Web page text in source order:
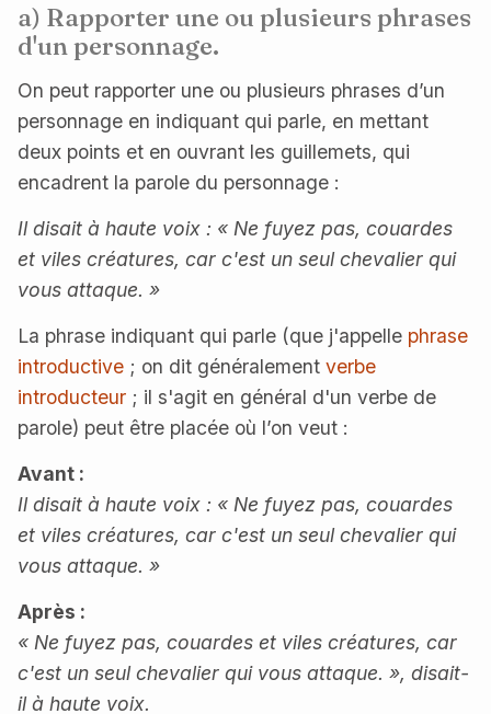
a) Rapporter une ou plusieurs phrases
d'un personnage.
On peut rapporter une ou plusieurs phrases d’un
personnage en indiquant qui parle, en mettant
deux points et en ouvrant les guillemets, qui
encadrent la parole du personnage :
Il disait à haute voix : « Ne fuyez pas, couardes
et viles créatures, car c'est un seul chevalier qui
vous attaque. »
La phrase indiquant qui parle (que j'appelle phrase
introductive ; on dit généralement verbe
introducteur ; il s'agit en général d'un verbe de
parole) peut être placée où l’on veut :
Avant :
Il disait à haute voix : « Ne fuyez pas, couardes
et viles créatures, car c'est un seul chevalier qui
vous attaque. »
Après :
« Ne fuyez pas, couardes et viles créatures, car
c'est un seul chevalier qui vous attaque. », disait-
il à haute voix.